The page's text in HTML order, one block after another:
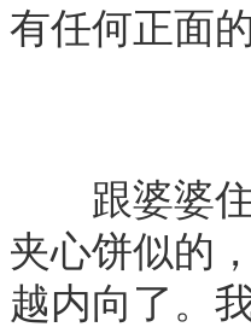
有任何正面
跟婆婆住
夹心饼似的
越内向了。